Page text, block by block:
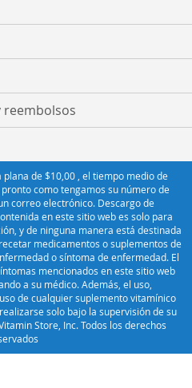
reembolsos
plana de $10,00 , el tiempo medio de
como tengamos su número de
correo electrónico. Descargo de
en este sitio web es solo para
y de ninguna manera está destinada
medicamentos o suplementos de
o síntoma de enfermedad. El
mencionados en este sitio web
a su médico. Además, el uso,
de cualquier suplemento vitamínico
solo bajo la supervisión de su
Store, Inc. Todos los derechos